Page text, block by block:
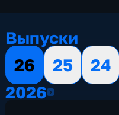
Выпуски
26
25 24
20262026